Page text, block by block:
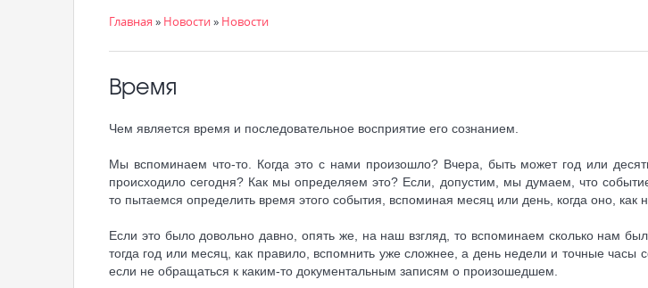
Главная » Новости» Новости
Время
Чем является время и последовательное восприятие его сознанием.
Мы вспоминаем что-то. Когда это с нами произошло? Вчера, быть может год или
происходило сегодня? Как мы определяем это? Если, допустим, мы думаем, что
то пытаемся определить время этого события, вспоминая месяц или день, когда оно, как
Если это было довольно давно, опять же, на наш взгляд, то вспоминаем сколько нам
тогда год или месяц, как правило, вспомнить уже сложнее, а день недели и точные часы
если не обращаться к каким-то документальным записям о произошедшем.